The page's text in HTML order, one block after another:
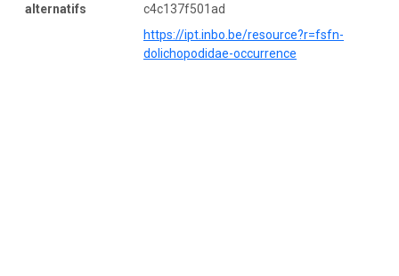
alternatifs
c4c137f501ad
https://ipt.inbo.be/resource?r=fsfn-
dolichopodidae-occurrence